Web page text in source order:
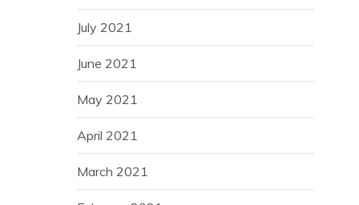
July 2021
June 2021
May 2021
April 2021
March 2021